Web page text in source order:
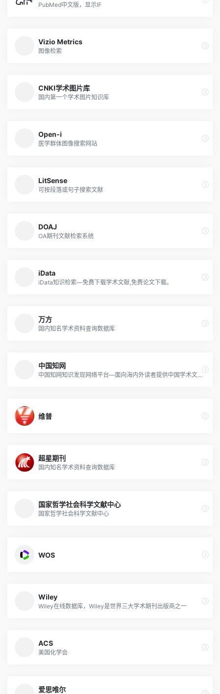
PubMed中文版，显示IF
Vizio Metrics
图像检索
CNKI学术图片库
国内第一个学术图片知识库
Open-i
医学群体图像搜索网站
LitSense
可按段落或句子搜索文献
DOAJ
OA期刊文献检索系统
iData
iData知识检索—免费下载学术文献,免费论文下载。
万方
国内知名学术资料查询数据库
中国知网
中国知网知识发现网络平台—面向海内外读者提供中国学术文献、外文文献、学位论文、报纸、会议、年鉴、工具书等各类资源统一检索、统一导航、在线阅读和下载服务。涵盖基础科学、文史哲、工程科技、社会科学、农业、经济与管理科学、医药卫生、信息科技等十大领域。
维普
超星期刊
国内知名学术资料查询数据库
国家哲学社会科学文献中心
国家哲学社会科学文献中心
WOS
Wiley
Wiley在线数据库，Wiley是世界三大学术期刊出版商之一
ACS
美国化学会
爱思唯尔